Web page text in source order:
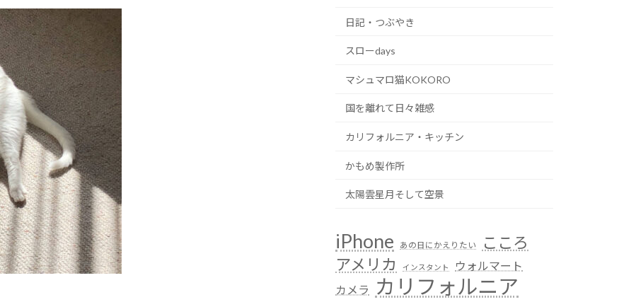
日記・つぶやき
スローdays
マシュマロ猫KOKORO
国を離れて日々雑感
カリフォルニア・キッチン
かもめ製作所
太陽雲星月そして空景
iPhone あの日にかえりたい
こころ
アメリカ
インスタント
ウォルマート
カメラ
カリフォルニア